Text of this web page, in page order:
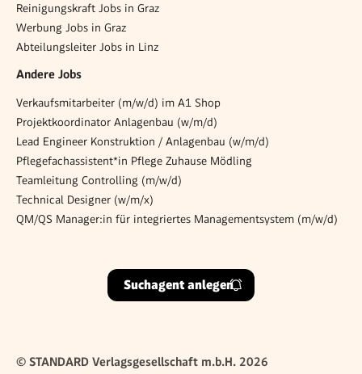
Reinigungskraft Jobs in Graz
Werbung Jobs in Graz
Abteilungsleiter Jobs in Linz
Andere Jobs
Verkaufsmitarbeiter (m/w/d) im A1 Shop
Projektkoordinator Anlagenbau (w/m/d)
Lead Engineer Konstruktion / Anlagenbau (w/m/d)
Pflegefachassistent*in Pflege Zuhause Mödling
Teamleitung Controlling (m/w/d)
Technical Designer (w/m/x)
QM/QS Manager:in für integriertes Managementsystem (m/w/d)
Suchagent anlegen
© STANDARD Verlagsgesellschaft m.b.H. 2026